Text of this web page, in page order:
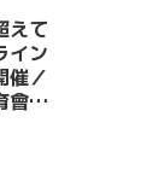
えて
イン
催／
會蹴